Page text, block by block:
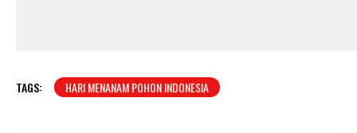
TAGS: HARI MENANAM POHON INDONESIA